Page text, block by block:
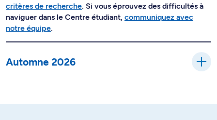
critères de recherche. Si vous éprouvez des difficultés à
naviguer dans le Centre étudiant, communiquez avec
notre équipe.
Automne 2026